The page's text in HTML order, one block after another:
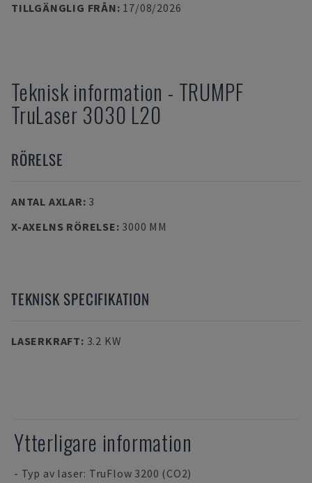
TILLGÄNGLIG FRÅN: 17/08/2026
Teknisk information - TRUMPF
TruLaser 3030 L20
RÖRELSE
ANTAL AXLAR: 3
X-AXELNS RÖRELSE: 3000 MM
TEKNISK SPECIFIKATION
LASERKRAFT: 3.2 KW
Ytterligare information
- Typ av laser: TruFlow 3200 (CO2)